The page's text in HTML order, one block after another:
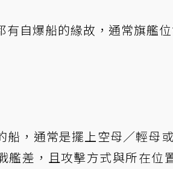
有自爆船的緣故，通常旗艦
船，通常是擺上空母／輕母
艦差，且攻擊方式與所在位